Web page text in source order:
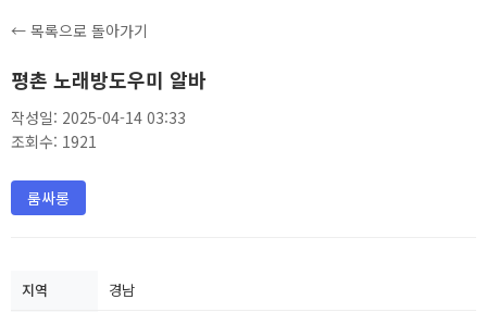
← 목록으로 돌아가기
평촌 노래방도우미 알바
작성일: 2025-04-14 03:33
조회수: 1921
룸싸롱
지역
경남